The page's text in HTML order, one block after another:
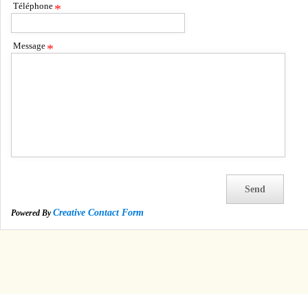
Téléphone *
Message *
Powered ByCreative Contact Form